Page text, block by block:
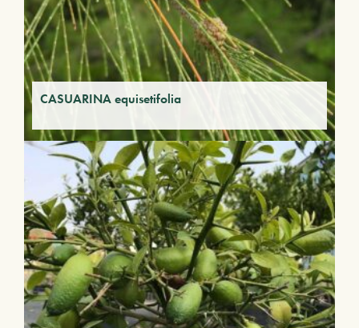
CASUARINA equisetifolia